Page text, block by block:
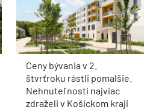
Ceny bývania v 2.
štvrťroku rástli pomalšie.
Nehnuteľnosti najviac
zdraželi v Košickom kraji